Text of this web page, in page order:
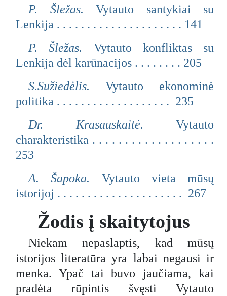
P. Šležas. Vytauto santykiai su
Lenkija . . . . . . . . . . . . . . . . . . . . . 141
P. Šležas. Vytauto konfliktas su
Lenkija dėl karūnacijos . . . . . . . . 205
S.Sužiedėlis. Vytauto ekonominė
politika . . . . . . . . . . . . . . . . . . . 235
Dr. Krasauskaitė. Vytauto
charakteristika . . . . . . . . . . . . . . . . . . .
253
A. Šapoka. Vytauto vieta mūsų
istorijoj . . . . . . . . . . . . . . . . . . . . . 267
Žodis į skaitytojus
Niekam nepaslaptis, kad mūsų
istorijos literatūra yra labai negausi ir
menka. Ypač tai buvo jaučiama, kai
pradėta rūpintis švęsti Vytauto